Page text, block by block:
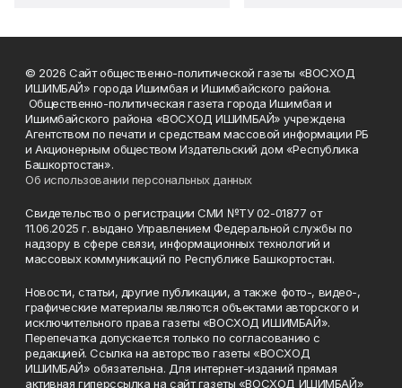
© 2026 Сайт общественно-политической газеты «ВОСХОД
ИШИМБАЙ» города Ишимбая и Ишимбайского района.
Общественно-политическая газета города Ишимбая и
Ишимбайского района «ВОСХОД ИШИМБАЙ» учреждена
Агентством по печати и средствам массовой информации РБ
и Акционерным обществом Издательский дом «Республика
Башкортостан».
Об использовании персональных данных
Свидетельство о регистрации СМИ №ТУ 02-01877 от
11.06.2025 г. выдано Управлением Федеральной службы по
надзору в сфере связи, информационных технологий и
массовых коммуникаций по Республике Башкортостан.
Новости, статьи, другие публикации, а также фото-, видео-,
графические материалы являются объектами авторского и
исключительного права газеты «ВОСХОД ИШИМБАЙ».
Перепечатка допускается только по согласованию с
редакцией. Ссылка на авторство газеты «ВОСХОД
ИШИМБАЙ» обязательна. Для интернет-изданий прямая
активная гиперссылка на сайт газеты «ВОСХОД ИШИМБАЙ»